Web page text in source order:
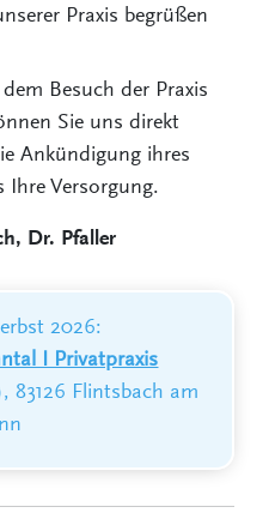
Praxis begrüßen
Besuch der Praxis
Sie uns direkt
Ankündigung ihres
Ihre Versorgung.
Dr. Pfaller
2026:
I Privatpraxis
83126 Flintsbach am